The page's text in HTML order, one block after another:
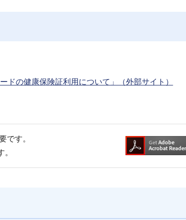
ドの健康保険証利用について」（外部サイト）
です。